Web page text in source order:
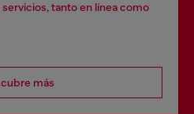
tanto en línea como
más